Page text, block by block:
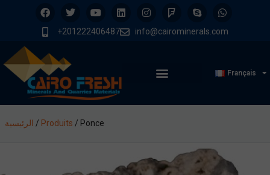
+201222406487 info@cairominerals.com
Français
الرئيسية / Produits / Ponce